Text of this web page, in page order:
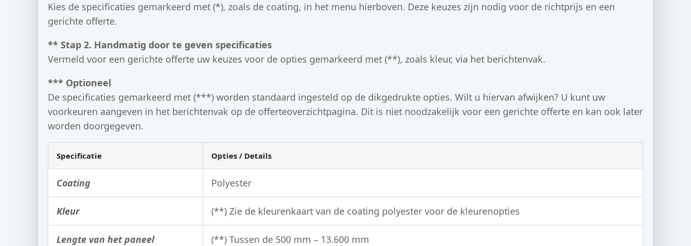
Kies de specificaties gemarkeerd met (*), zoals de coating, in het menu hierboven. Deze keuzes zijn nodig voor de richtprijs en een
gerichte offerte.
** Stap 2. Handmatig door te geven specificaties
Vermeld voor een gerichte offerte uw keuzes voor de opties gemarkeerd met (**), zoals kleur, via het berichtenvak.
*** Optioneel
De specificaties gemarkeerd met (***) worden standaard ingesteld op de dikgedrukte opties. Wilt u hiervan afwijken? U kunt uw
voorkeuren aangeven in het berichtenvak op de offerteoverzichtpagina. Dit is niet noodzakelijk voor een gerichte offerte en kan ook later
worden doorgegeven.
Specificatie Opties / Details
Coating Polyester
Kleur (**) Zie de kleurenkaart van de coating polyester voor de kleurenopties
Lengte van het paneel (**) Tussen de 500 mm – 13.600 mm